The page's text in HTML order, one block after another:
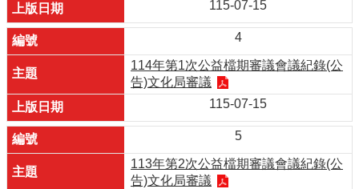
115-07-15
4
114年第1次公益檔期審議會議紀錄(公
告)文化局審議
115-07-15
5
113年第2次公益檔期審議會議紀錄(公
告)文化局審議